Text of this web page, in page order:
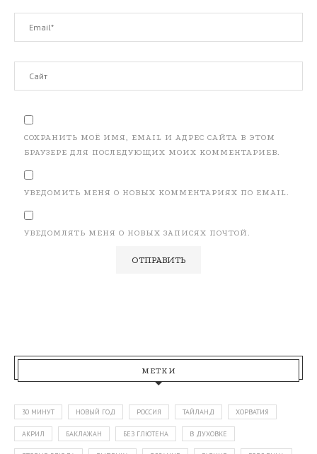
СОХРАНИТЬ МОЁ ИМЯ, EMAIL И АДРЕС САЙТА В ЭТОМ
БРАУЗЕРЕ ДЛЯ ПОСЛЕДУЮЩИХ МОИХ КОММЕНТАРИЕВ.
УВЕДОМИТЬ МЕНЯ О НОВЫХ КОММЕНТАРИЯХ ПО EMAIL.
УВЕДОМЛЯТЬ МЕНЯ О НОВЫХ ЗАПИСЯХ ПОЧТОЙ.
МЕТКИ
30 МИНУТ НОВЫЙ ГОД РОССИЯ ТАЙЛАНД ХОРВАТИЯ
АКРИЛ БАКЛАЖАН БЕЗ ГЛЮТЕНА В ДУХОВКЕ